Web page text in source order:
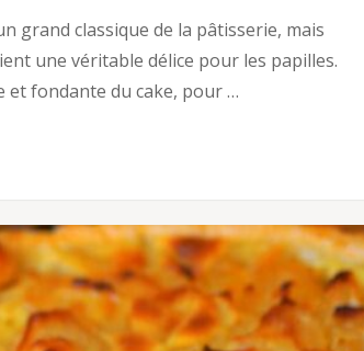
grand classique de la pâtisserie, mais
une véritable délice pour les papilles.
et fondante du cake, pour …